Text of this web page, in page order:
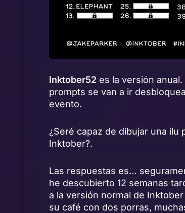
Inktober52 es la versión
prompts se van a ir
evento.
¿Seré capaz de dibujar una ilu
Inktober?.
Las respuestas es…
he descubierto 12 semanas
a la versión normal de
su café con dos porras,